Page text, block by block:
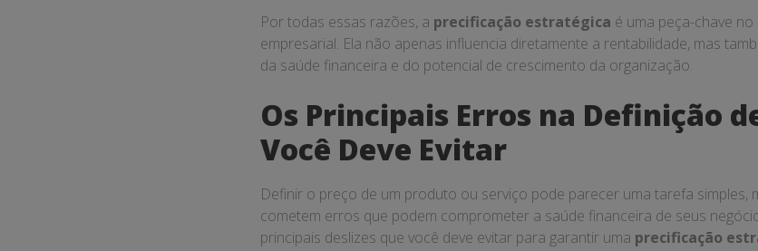
Por todas essas razões, a precificação estratégica é uma peça-chave
empresarial. Ela não apenas influencia diretamente a rentabilidade, mas
da saúde financeira e do potencial de crescimento da organização.
Os Principais Erros na Definição
Você Deve Evitar
Definir o preço de um produto ou serviço pode parecer uma tarefa simples,
cometem erros que podem comprometer a saúde financeira de seus
principais deslizes que você deve evitar para garantir uma precificação